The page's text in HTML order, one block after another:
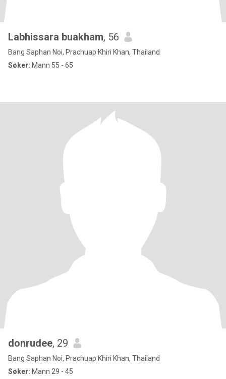
Labhissara buakham, 56
Bang Saphan Noi, Prachuap Khiri Khan, Thailand
Søker: Mann 55 - 65
donrudee, 29
Bang Saphan Noi, Prachuap Khiri Khan, Thailand
Søker: Mann 29 - 45